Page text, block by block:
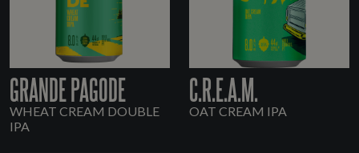
GRANDE PAGODE
WHEAT CREAM DOUBLE
IPA
C.R.E.A.M.
OAT CREAM IPA